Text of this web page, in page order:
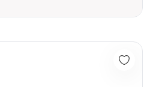
BLANCO - UFC